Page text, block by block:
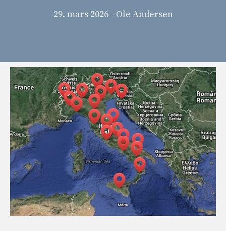
29. mars 2026 - Ole Andersen